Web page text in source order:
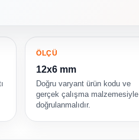
ÖLÇÜ
12x6 mm
Doğru varyant ürün kodu ve
gerçek çalışma malzemesiyle
doğrulanmalıdır.